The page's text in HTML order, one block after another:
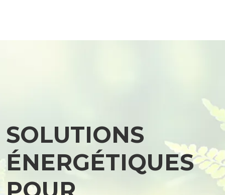
SOLUTIONS
ÉNERGÉTIQUES